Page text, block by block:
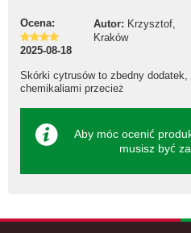
Ocena: Autor: Krzysztof,
Kraków
2025-08-18
Skórki cytrusów to zbedny
chemikaliami przecież
Aby móc ocenić
musisz być